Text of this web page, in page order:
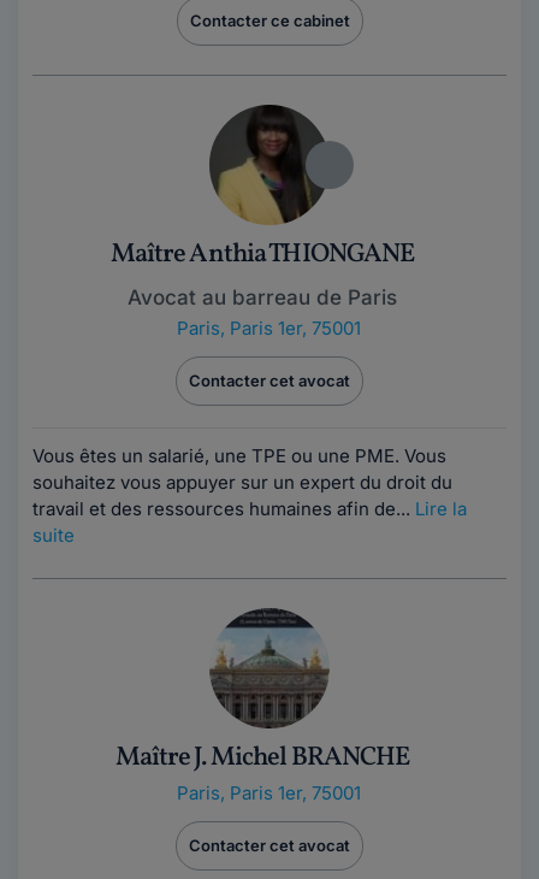
Contacter ce cabinet
Maître Anthia THIONGANE
Avocat au barreau de Paris
Paris, Paris 1er, 75001
Contacter cet avocat
Vous êtes un salarié, une TPE ou une PME. Vous
souhaitez vous appuyer sur un expert du droit du
travail et des ressources humaines afin de... Lire la
suite
Maître J. Michel BRANCHE
Paris, Paris 1er, 75001
Contacter cet avocat